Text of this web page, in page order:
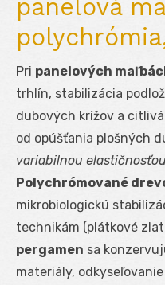
panelová
Pri panelových
trhlín, stabilizácia
dubových krížov a
od opúšťania plošných
variabilnou elastičnosťou
Polychrómované
mikrobiologickú
technikám (plátkové
pergamen sa
materiály,